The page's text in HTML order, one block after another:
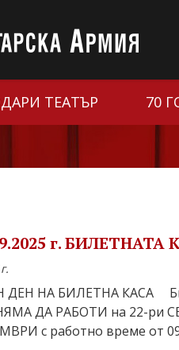
ТЕАТЪР 70
г.
НА БИЛЕТНА КАСА
ДА РАБОТИ на 22-ри
с работно време от